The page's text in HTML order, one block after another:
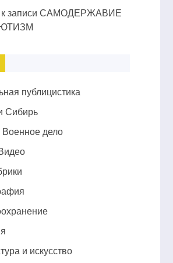
записи САМОДЕРЖАВИЕ
публицистика
Сибирь
дело
и искусство